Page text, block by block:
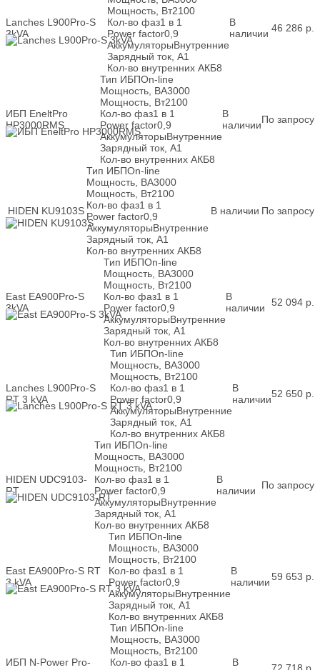
Lanches L900Pro-S
3kVA
Мощность, Вт2100
Кол-во фаз1 в 1
Power factor0,9
АккумуляторыВнутренние
Зарядный ток, А1
Кол-во внутренних АКБ8
В
наличии 46 286 р.
ИБП EneltPro
HP3000RMS
Тип ИБПOn-line
Мощность, ВА3000
Мощность, Вт2100
Кол-во фаз1 в 1
Power factor0,9
АккумуляторыВнутренние
Зарядный ток, А1
Кол-во внутренних АКБ8
В
наличииПо запросу
HIDEN KU9103S
Тип ИБПOn-line
Мощность, ВА3000
Мощность, Вт2100
Кол-во фаз1 в 1
Power factor0,9
АккумуляторыВнутренние
Зарядный ток, А1
Кол-во внутренних АКБ8
В наличии По запросу
East EA900Pro-S
3kVA
Тип ИБПOn-line
Мощность, ВА3000
Мощность, Вт2100
Кол-во фаз1 в 1
Power factor0,9
АккумуляторыВнутренние
Зарядный ток, А1
Кол-во внутренних АКБ8
В
наличии
52 094 р.
Lanches L900Pro-S
RT 3 kVA
Тип ИБПOn-line
Мощность, ВА3000
Мощность, Вт2100
Кол-во фаз1 в 1
Power factor0,9
АккумуляторыВнутренние
Зарядный ток, А1
Кол-во внутренних АКБ8
В
наличии52 650 р.
HIDEN UDC9103-
RT
Тип ИБПOn-line
Мощность, ВА3000
Мощность, Вт2100
Кол-во фаз1 в 1
Power factor0,9
АккумуляторыВнутренние
Зарядный ток, А1
Кол-во внутренних АКБ8
В
наличии
По запросу
East EA900Pro-S RT
3 kVA
Тип ИБПOn-line
Мощность, ВА3000
Мощность, Вт2100
Кол-во фаз1 в 1
Power factor0,9
АккумуляторыВнутренние
Зарядный ток, А1
Кол-во внутренних АКБ8
В
наличии59 653 р.
ИБП N-Power Pro-
Тип ИБПOn-line
Мощность, ВА3000
Мощность, Вт2100
Кол-во фаз1 в 1
В